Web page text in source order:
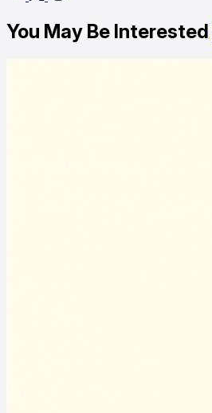
You May Be Interested